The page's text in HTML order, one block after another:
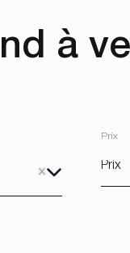
à
Prix